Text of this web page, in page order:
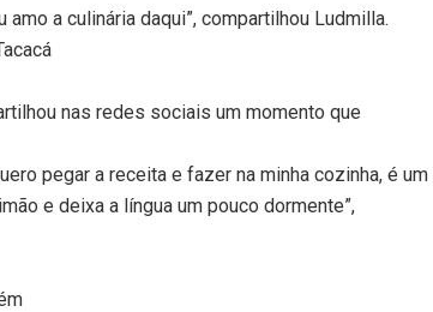
a culinária daqui”, compartilhou Ludmilla.
nas redes sociais um momento que
pegar a receita e fazer na minha cozinha, é um
e deixa a língua um pouco dormente”,